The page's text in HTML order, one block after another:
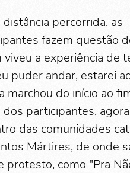
percorrida, as
fazem questão
a experiência de
puder andar, estarei
marchou do início ao
participantes,
das comunidades
Mártires, de onde
protesto, como "Pra